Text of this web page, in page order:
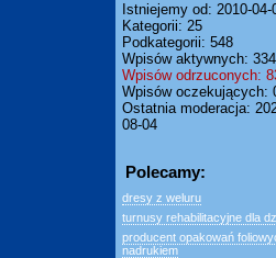
Istniejemy od: 2010-04-
Kategorii: 25
Podkategorii: 548
Wpisów aktywnych:
Wpisów odrzuconych:
Wpisów oczekujących:
Ostatnia moderacja:
08-04
Polecamy:
dresy z weluru
turnusy rehabilitacyjne dla
producent opakowań
nadrukiem